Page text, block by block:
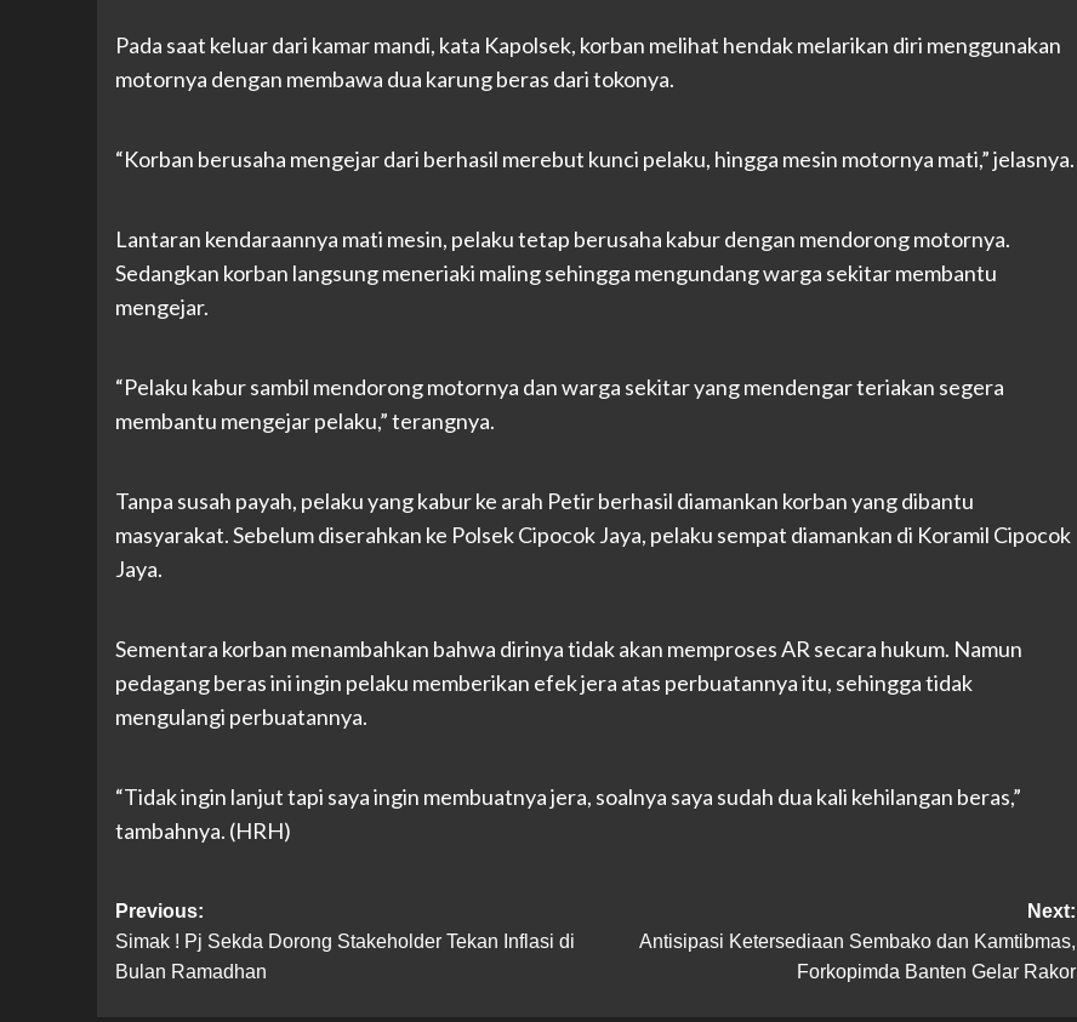
Pada saat keluar dari kamar mandi, kata Kapolsek, korban melihat hendak melarikan diri menggunakan
motornya dengan membawa dua karung beras dari tokonya.
“Korban berusaha mengejar dari berhasil merebut kunci pelaku, hingga mesin motornya mati,” jelasnya.
Lantaran kendaraannya mati mesin, pelaku tetap berusaha kabur dengan mendorong motornya.
Sedangkan korban langsung meneriaki maling sehingga mengundang warga sekitar membantu
mengejar.
“Pelaku kabur sambil mendorong motornya dan warga sekitar yang mendengar teriakan segera
membantu mengejar pelaku,” terangnya.
Tanpa susah payah, pelaku yang kabur ke arah Petir berhasil diamankan korban yang dibantu
masyarakat. Sebelum diserahkan ke Polsek Cipocok Jaya, pelaku sempat diamankan di Koramil Cipocok
Jaya.
Sementara korban menambahkan bahwa dirinya tidak akan memproses AR secara hukum. Namun
pedagang beras ini ingin pelaku memberikan efek jera atas perbuatannya itu, sehingga tidak
mengulangi perbuatannya.
“Tidak ingin lanjut tapi saya ingin membuatnya jera, soalnya saya sudah dua kali kehilangan beras,”
tambahnya. (HRH)
Post
navigation
Previous:
Simak ! Pj Sekda Dorong Stakeholder Tekan Inflasi di
Bulan Ramadhan
Next:
Antisipasi Ketersediaan Sembako dan Kamtibmas,
Forkopimda Banten Gelar Rakor